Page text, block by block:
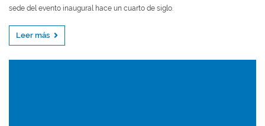
sede del evento inaugural hace un cuarto de siglo.
Leer más